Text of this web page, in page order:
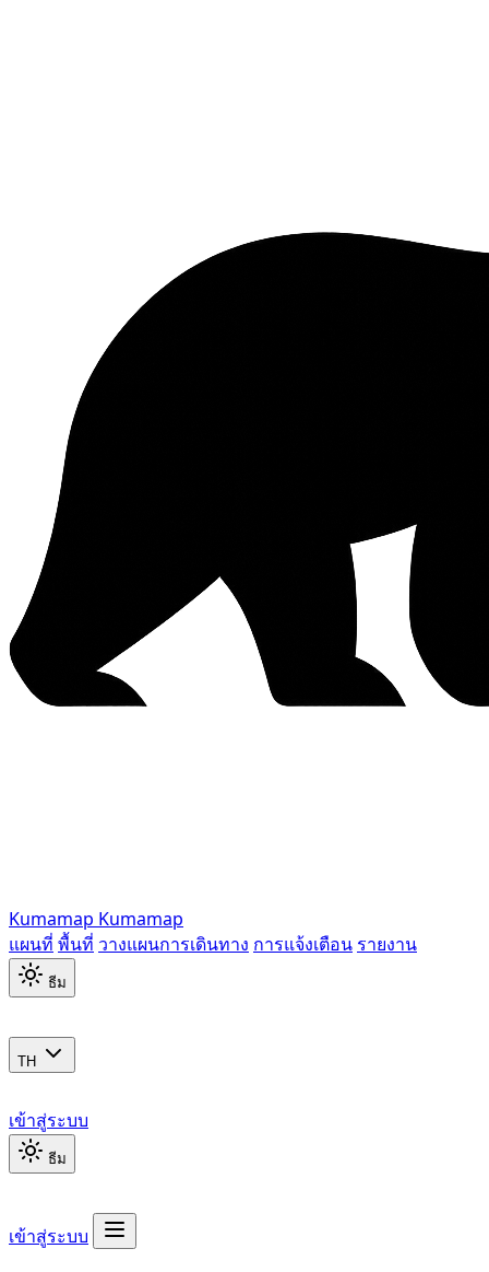
Kumamap Kumamap
แผนที่ พื้นที่ วางแผนการเดินทาง การแจ้งเตือน รายงาน
ธีม
TH
เข้าสู่ระบบ
ธีม
เข้าสู่ระบบ